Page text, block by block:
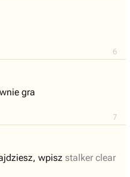
6
7
gra
wpisz stalker clear